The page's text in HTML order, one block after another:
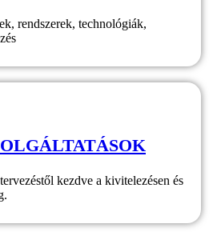
rendszerek, technológiák,
kezdve a kivitelezésen és